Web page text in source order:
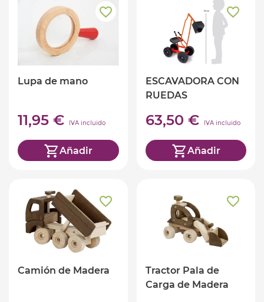
Lupa de mano
11,95 € IVA incluido
Añadir
ESCAVADORA CON
RUEDAS
63,50 € IVA incluido
Añadir
Camión de Madera
Tractor Pala de
Carga de Madera